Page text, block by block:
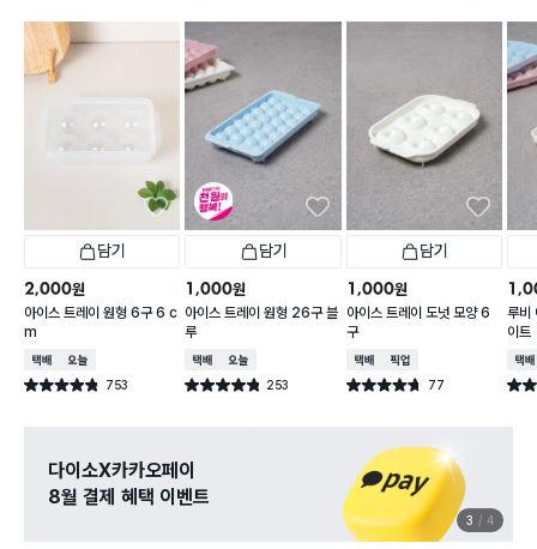
담기
2,000원
아이스 트레이 원형 6구 6 c
m
택배배송오늘배송
별점 4.8점 753
건 작성
담기
1,000원
아이스 트레이 원형 26구 블
루
택배배송오늘배송
별점 4.8점 253
건 작성
담기
1,000원
아이스 트레이 도넛 모양 6
구
택배배송매장픽업
별점 4.7점 77
건 작성
루비
이트
택배
별점
다이소X카카오페이
8월 결제 혜택 이벤트
3 4